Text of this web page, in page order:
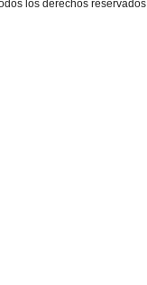
los derechos reservados